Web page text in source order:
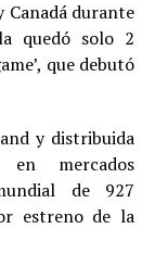
Canadá durante
quedó solo 2
que debutó
y distribuida
mercados
de 927
estreno de la